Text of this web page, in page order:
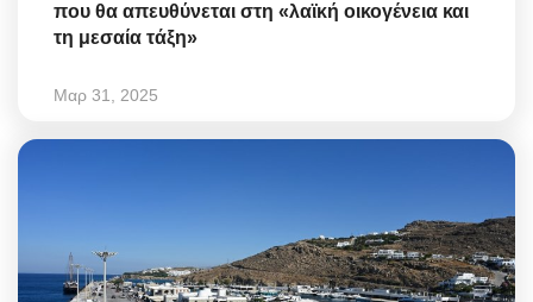
που θα απευθύνεται στη «λαϊκή οικογένεια και
τη μεσαία τάξη»
Μαρ 31, 2025